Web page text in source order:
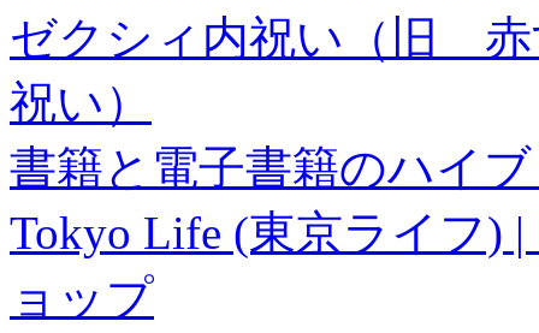
ゼクシィ内祝い（旧 赤
祝い）
書籍と電子書籍のハイ
Tokyo Life (東京ライフ)
ョップ